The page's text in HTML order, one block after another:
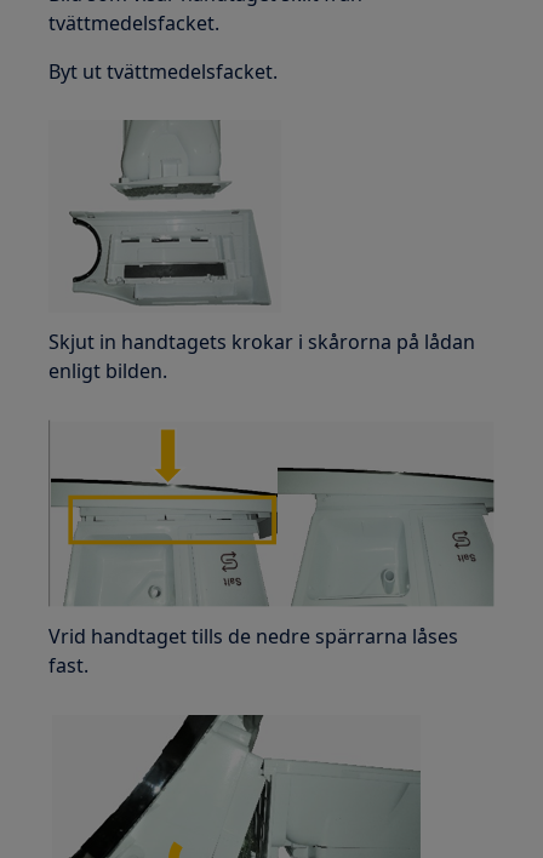
tvättmedelsfacket.
Byt ut tvättmedelsfacket.
Skjut in handtagets krokar i skårorna på lådan
enligt bilden.
Vrid handtaget tills de nedre spärrarna låses
fast.